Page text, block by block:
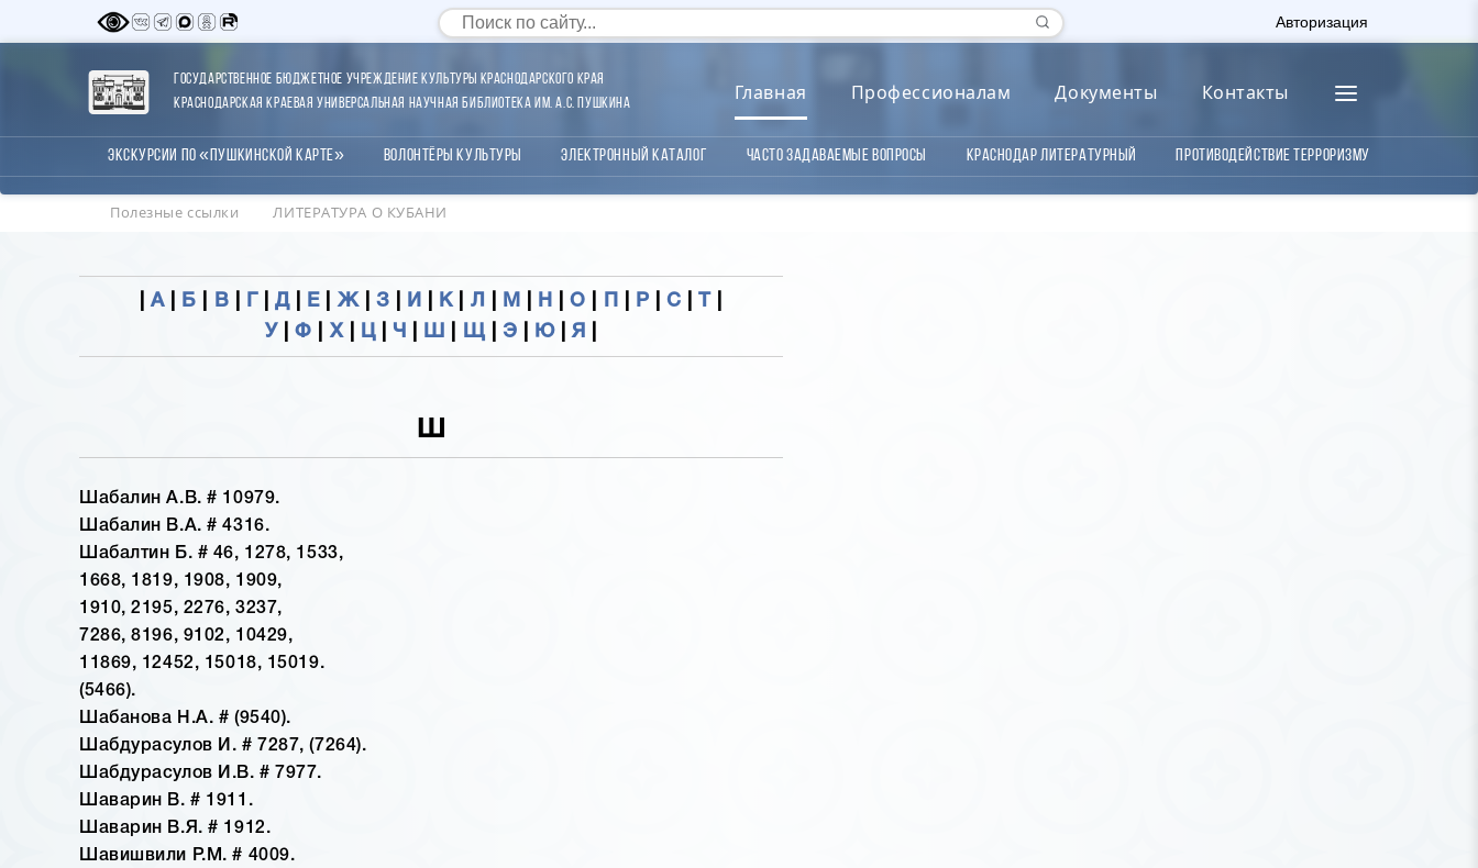
Авторизация
Государственное бюджетное учреждение культуры Краснодарского края
Краснодарская краевая универсальная научная библиотека им. А.С. Пушкина
Главная Профессионалам Документы Контакты
Экскурсии по «Пушкинской карте» Волонтёры Культуры Электронный каталог Часто задаваемые вопросы Краснодар литературный Противодействие терроризму
Полезные ссылки ЛИТЕРАТУРА О КУБАНИ
|А| Б В |Д| Е| Ж З И К| Л М Н |О Р |С
У |Ф Х Ц| Ч Ш Щ Э Ю|Я
Ш
Шабалин А.В. # 10979.
Шабалин В.А. # 4316.
Шабалтин Б. # 46, 1278, 1533,
1668, 1819, 1908, 1909,
1910, 2195, 2276, 3237,
7286, 8196, 9102, 10429,
11869, 12452, 15018, 15019.
(5466).
Шабанова Н.А. # (9540).
Шабдурасулов И. # 7287, (7264).
Шабдурасулов И.В. # 7977.
Шаварин В. # 1911.
Шаварин В.Я. # 1912.
Шавишвили Р.М. # 4009.